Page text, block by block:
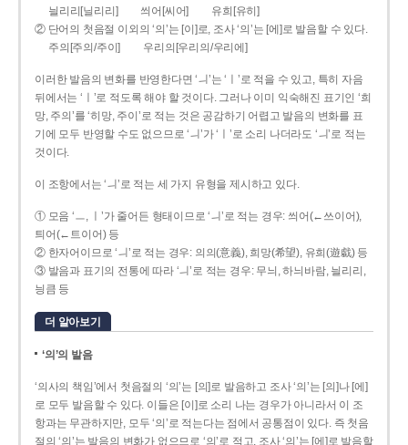
늴리리[닐리리]
씌어[씨어]
유희[유히]
② 단어의 첫음절 이외의 ‘의’는 [이]로, 조사 ‘의’는 [에]로 발음할 수 있다.
주의[주의/주이]
우리의[우리의/우리에]
이러한 발음의 변화를 반영한다면 ‘ㅢ’는 ‘ㅣ’로 적을 수 있고, 특히 자음
뒤에서는 ‘ㅣ’로 적도록 해야 할 것이다. 그러나 이미 익숙해진 표기인 ‘희
망, 주의’를 ‘히망, 주이’로 적는 것은 공감하기 어렵고 발음의 변화를 표
기에 모두 반영할 수도 없으므로 ‘ㅢ’가 ‘ㅣ’로 소리 나더라도 ‘ㅢ’로 적는
것이다.
이 조항에서는 ‘ㅢ’로 적는 세 가지 유형을 제시하고 있다.
① 모음 ‘ㅡ, ㅣ’가 줄어든 형태이므로 ‘ㅢ’로 적는 경우: 씌어(←쓰이어),
틔어(←트이어) 등
② 한자어이므로 ‘ㅢ’로 적는 경우: 의의(意義), 희망(希望), 유희(遊戱) 등
③ 발음과 표기의 전통에 따라 ‘ㅢ’로 적는 경우: 무늬, 하늬바람, 늴리리,
닁큼 등
더 알아보기
‘의’의 발음
‘의사의 책임’에서 첫음절의 ‘의’는 [의]로 발음하고 조사 ‘의’는 [의]나 [에]
로 모두 발음할 수 있다. 이들은 [이]로 소리 나는 경우가 아니라서 이 조
항과는 무관하지만, 모두 ‘의’로 적는다는 점에서 공통점이 있다. 즉 첫음
절의 ‘의’는 발음의 변화가 없으므로 ‘의’로 적고, 조사 ‘의’는 [에]로 발음할